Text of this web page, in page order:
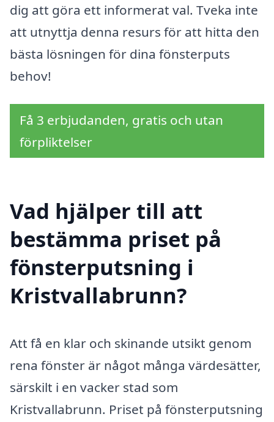
dig att göra ett informerat val. Tveka inte
att utnyttja denna resurs för att hitta den
bästa lösningen för dina fönsterputs
behov!
Få 3 erbjudanden, gratis och utan
förpliktelser
Vad hjälper till att
bestämma priset på
fönsterputsning i
Kristvallabrunn?
Att få en klar och skinande utsikt genom
rena fönster är något många värdesätter,
särskilt i en vacker stad som
Kristvallabrunn. Priset på fönsterputsning